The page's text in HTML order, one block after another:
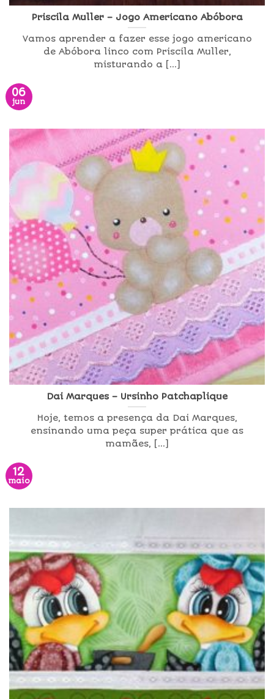
Priscila Muller – Jogo Americano Abóbora
Vamos aprender a fazer esse jogo americano
de Abóbora linco com Priscila Muller,
misturando a [...]
06
jun
Dai Marques – Ursinho Patchaplique
Hoje, temos a presença da Dai Marques,
ensinando uma peça super prática que as
mamães, [...]
12
maio